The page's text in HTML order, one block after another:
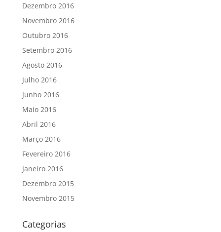
Dezembro 2016
Novembro 2016
Outubro 2016
Setembro 2016
Agosto 2016
Julho 2016
Junho 2016
Maio 2016
Abril 2016
Março 2016
Fevereiro 2016
Janeiro 2016
Dezembro 2015
Novembro 2015
Categorias